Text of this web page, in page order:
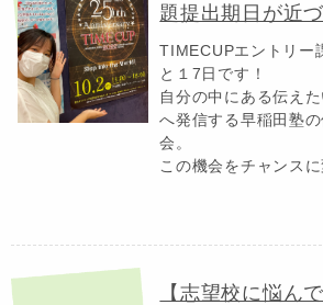
題提出期日が近
TIMECUPエントリー
と１7日です！
自分の中にある伝え
へ発信する早稲田塾
会。
この機会をチャンス
【志望校に悩ん